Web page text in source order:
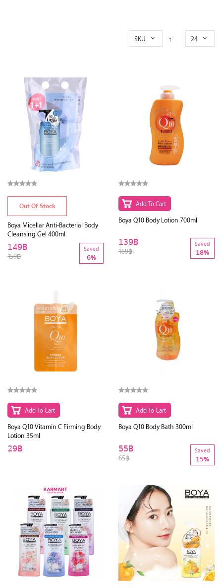
SKU 24
Out Of Stock
Boya Micellar Anti-Bacterial Body
Cleansing Gel 400ml
159฿
149฿ Saved
6%
Add To Cart
Boya Q10 Body Lotion 700ml
169฿
139฿ Saved
18%
Add To Cart
Boya Q10 Vitamin C Firming Body
Lotion 35ml
29฿
Add To Cart
Boya Q10 Body Bath 300ml
65฿
55฿ Saved
15%